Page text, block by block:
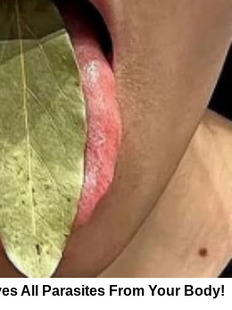
All Parasites From Your Body!